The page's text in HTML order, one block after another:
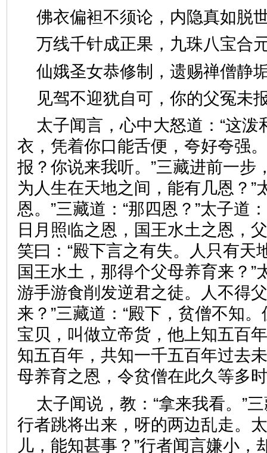
佛衣偏袒不须论，内隐真
万线千针成正果，九珠八
仙娥圣女恭修制，遗赐禅
见驾不迎犹自可，你的父冤
太子闻言，心中大怒道：“这
衣，凭着你口能舌便，夸好夸强
报？你说来我听。”三藏进前一步
为人生在天地之间，能有几恩？”
恩。”三藏道：“那四恩？”太子道
日月照临之恩，国王水土之恩，
笑曰：“殿下言之有失。人只有天
国王水土，那得个父母养育来？”
游手游食削发逆君之徒。人不得
来？”三藏道：“殿下，贫僧不知
宝贝，叫做立帝货，他上知五百
知五百年，共知一千五百年过去
母养育之恩，令贫僧在此久等
太子闻说，教：“拿来我看。”
行者跳将出来，呀的两边乱走。
儿，能知甚事？”行者闻言嫌小，